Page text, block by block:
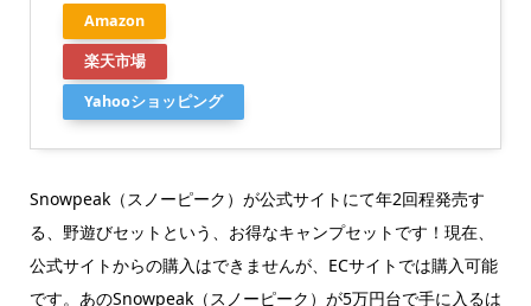
Amazon
楽天市場
Yahooショッピング
Snowpeak（スノーピーク）が公式サイトにて年2回程発売す
る、野遊びセットという、お得なキャンプセットです！現在、
公式サイトからの購入はできませんが、ECサイトでは購入可能
です。 あのSnowpeak（スノーピーク）が5万円台で手に入るは